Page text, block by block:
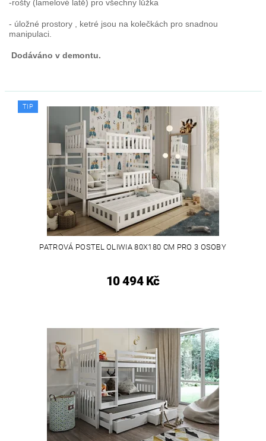
-rošty (lamelové latě) pro všechny lůžka
- úložné prostory , ketré jsou na kolečkách pro snadnou
manipulaci.
Dodáváno v demontu.
TIP
PATROVÁ POSTEL OLIWIA 80X180 CM PRO 3 OSOBY
10 494 Kč